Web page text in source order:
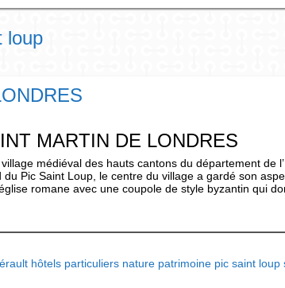
loup
MARTIN DE LONDRES
médiéval des hauts cantons du département de
Pic Saint Loup, le centre du village a gardé son
romane avec une coupole de style byzantin qui
hôtels particuliers nature patrimoine pic saint loup